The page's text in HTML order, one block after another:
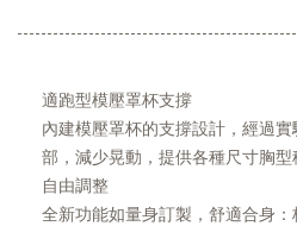
適跑型模壓罩杯支撐
內建模壓罩杯的支撐設計，經過
部，減少晃動，提供各種尺寸胸型
自由調整
全新功能如量身訂製，舒適合身